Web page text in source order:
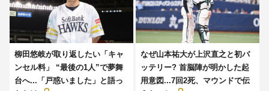
柳田悠岐が取り返したい「キャ
ンセル料」 “最後の1人”で夢舞
台へ...「戸惑いました」と語っ
なぜ山本祐大が上沢直之と初バ
ッテリー? 首脳陣が明かした起
用意図...7回2死、マウンドで伝